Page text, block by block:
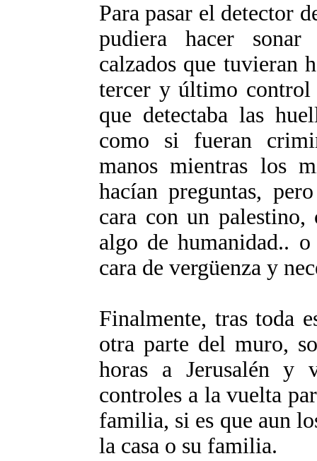
Para pasar el detector
pudiera hacer
calzados que tuvieran
tercer y último control
que detectaba las
como si fueran
manos mientras los
hacían preguntas,
cara con un palestino,
algo de humanidad..
cara de vergüenza y
Finalmente, tras toda
otra parte del muro,
horas a Jerusalén y
controles a la vuelta
familia, si es que aun
la casa o su familia.